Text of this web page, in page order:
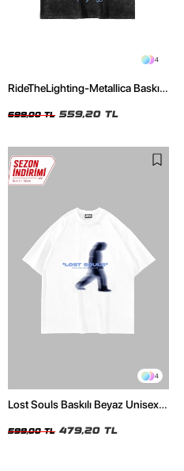
4
RideTheLighting-Metallica Baskılı
Tshirt
699,00 TL 559,20 TL
4
Lost Souls Baskılı Beyaz Unisex
599,00 TL 479,20 TL